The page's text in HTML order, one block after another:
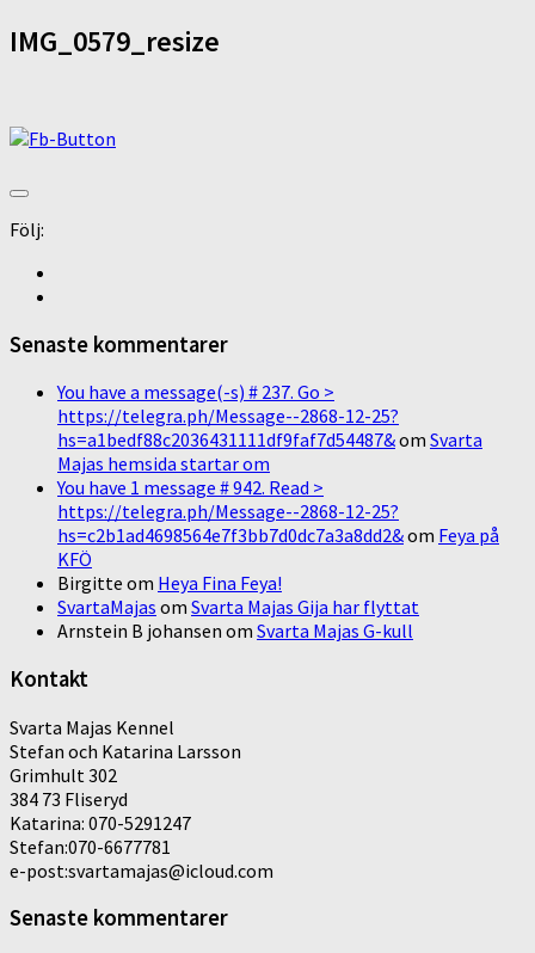
IMG_0579_resize
Följ:
Senaste kommentarer
You have a message(-s) # 237. Go >
https://telegra.ph/Message--2868-12-25?
hs=a1bedf88c2036431111df9faf7d54487&om Svarta
Majas hemsida startar om
You have 1 message # 942. Read >
https://telegra.ph/Message--2868-12-25?
hs=c2b1ad4698564e7f3bb7d0dc7a3a8dd2&om Feya på
KFÖ
Birgitte om Heya Fina Feya!
SvartaMajas om Svarta Majas Gija har flyttat
Arnstein B johansen om Svarta Majas G-kull
Kontakt
Svarta Majas Kennel
Stefan och Katarina Larsson
Grimhult 302
384 73 Fliseryd
Katarina: 070-5291247
Stefan:070-6677781
e-post:svartamajas@icloud.com
Senaste kommentarer